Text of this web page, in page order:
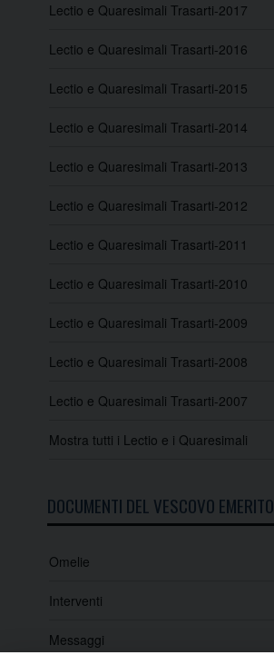
Lectio e Quaresimali Trasarti-2017
Lectio e Quaresimali Trasarti-2016
Lectio e Quaresimali Trasarti-2015
Lectio e Quaresimali Trasarti-2014
Lectio e Quaresimali Trasarti-2013
Lectio e Quaresimali Trasarti-2012
Lectio e Quaresimali Trasarti-2011
Lectio e Quaresimali Trasarti-2010
Lectio e Quaresimali Trasarti-2009
Lectio e Quaresimali Trasarti-2008
Lectio e Quaresimali Trasarti-2007
Mostra tutti i Lectio e i Quaresimali
DOCUMENTI DEL VESCOVO EMERITO
Omelie
Interventi
Messaggi